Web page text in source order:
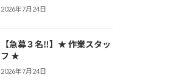
2026年7月24日
【急募３名‼】★ 作業スタッ
フ ★
2026年7月24日